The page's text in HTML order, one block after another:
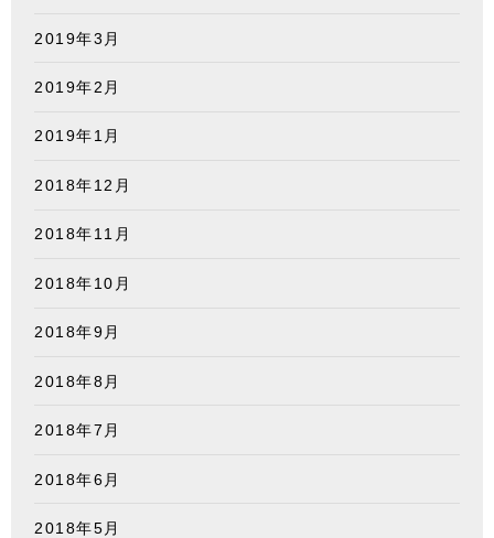
2019年3月
2019年2月
2019年1月
2018年12月
2018年11月
2018年10月
2018年9月
2018年8月
2018年7月
2018年6月
2018年5月